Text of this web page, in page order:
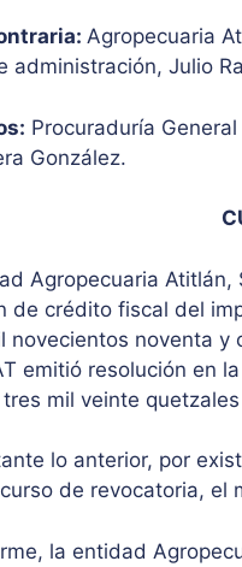
Agropecuaria
administración, Julio
Procuraduría
González.
Agropecuaria
de crédito fiscal del
novecientos noventa y
emitió resolución en
mil veinte
lo anterior, por
de revocatoria, el
la entidad